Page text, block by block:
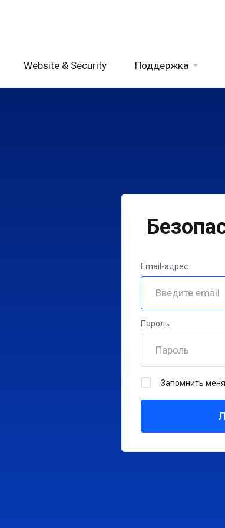
Website & Security Поддержка
Email-адрес
Пароль
Запомнить меня